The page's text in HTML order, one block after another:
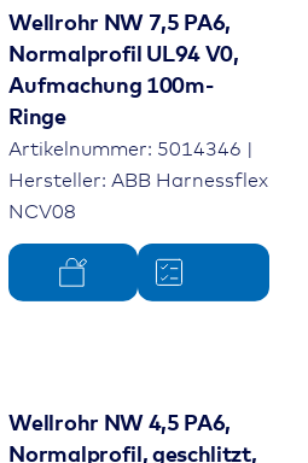
Wellrohr NW 7,5 PA6,
Normalprofil UL94 V0,
Aufmachung 100m-
Ringe
Artikelnummer: 5014346 |
Hersteller: ABB Harnessflex
NCV08
Wellrohr NW 4,5 PA6,
Normalprofil, geschlitzt,